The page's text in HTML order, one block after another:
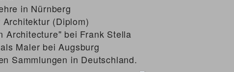
BIOGRAFIEN
in Nürnberg
(Diplom)
Architecture" bei Frank Stella
Maler bei Augsburg
Sammlungen in Deutschland.